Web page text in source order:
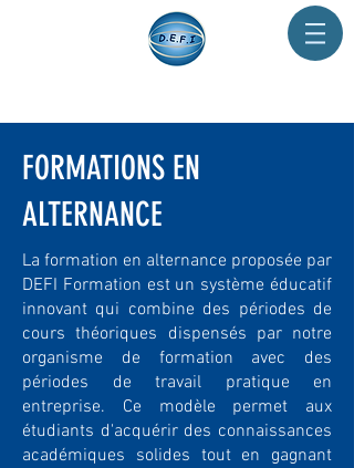
FORMATIONS EN
ALTERNANCE
La formation en alternance proposée par
DEFI Formation est un système éducatif
innovant qui combine des périodes de
cours théoriques dispensés par notre
organisme de formation avec des
périodes de travail pratique en
entreprise. Ce modèle permet aux
étudiants d'acquérir des connaissances
académiques solides tout en gagnant